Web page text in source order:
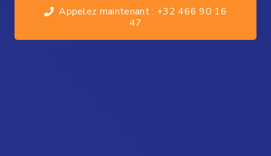
Appelez maintenant : +32 466 90 16
47